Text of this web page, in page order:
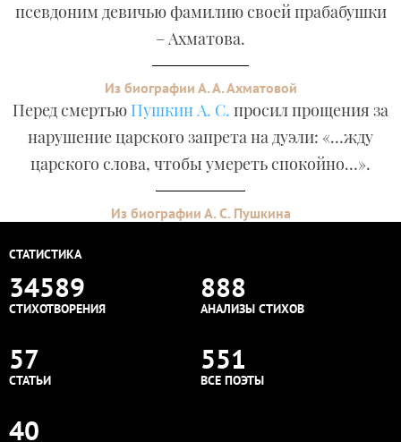
псевдоним девичью фамилию своей прабабушки
– Ахматова.
Из биографии А. А. Ахматовой
Перед смертью Пушкин А. С. просил прощения за
нарушение царского запрета на дуэли: «…жду
царского слова, чтобы умереть спокойно…».
Из биографии А. С. Пушкина
СТАТИСТИКА
34589
СТИХОТВОРЕНИЯ
888
АНАЛИЗЫ СТИХОВ
57
СТАТЬИ
551
ВСЕ ПОЭТЫ
40